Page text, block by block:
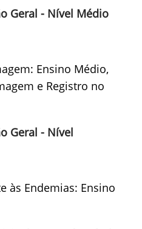
Geral - Nível Médio
Ensino Médio,
e Registro no
Geral - Nível
às Endemias: Ensino